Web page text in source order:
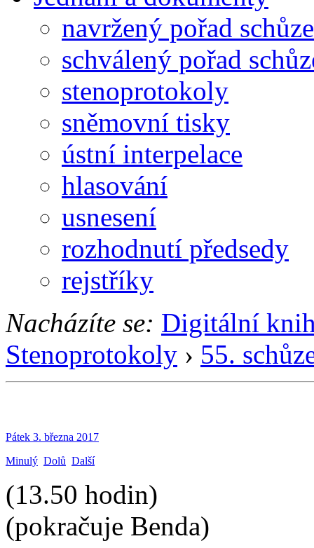
navržený pořad schůze
schválený pořad
stenoprotokoly
sněmovní tisky
ústní interpelace
hlasování
usnesení
rozhodnutí předsedy
rejstříky
Nacházíte se: Digitální
Stenoprotokoly › 55.
Pátek 3. března 2017
Minulý Dolů Další
(13.50 hodin)
(pokračuje Benda)